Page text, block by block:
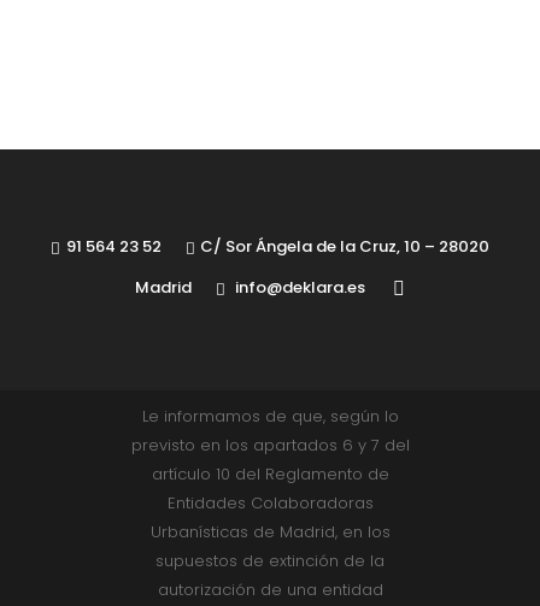
91 564 23 52
C/ Sor Ángela de la Cruz, 10 – 28020
Madrid
info@deklara.es
Le informamos de que, según lo
previsto en los apartados 6 y 7 del
artículo 10 del Reglamento de
Entidades Colaboradoras
Urbanísticas de Madrid, en los
supuestos de extinción de la
autorización de una entidad